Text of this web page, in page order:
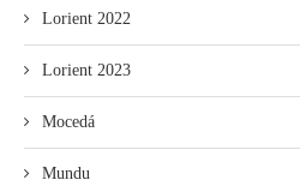
Lorient 2022
Lorient 2023
Mocedá
Mundu